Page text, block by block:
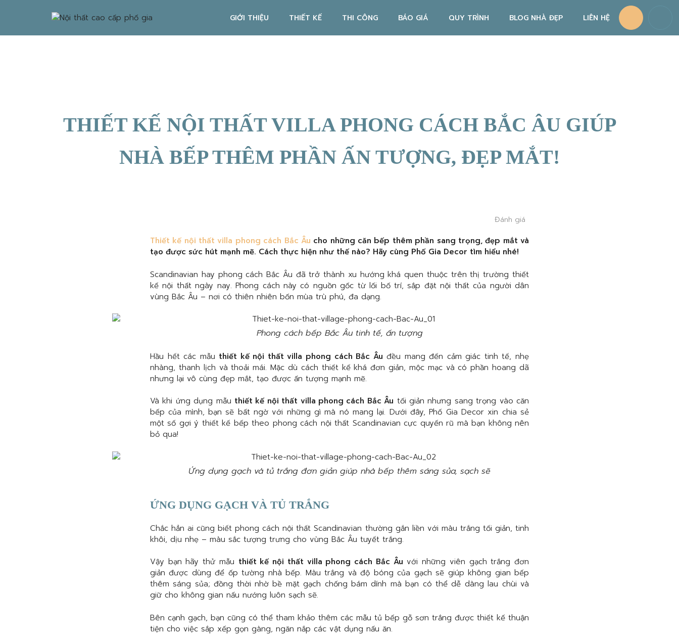
GIỚI THIỆU THIẾT KẾ THI CÔNG BÁO GIÁ QUY TRÌNH BLOG NHÀ ĐẸP LIÊN HỆ
THIẾT KẾ NỘI THẤT VILLA PHONG CÁCH BẮC ÂU GIÚP
NHÀ BẾP THÊM PHẦN ẤN TƯỢNG, ĐẸP MẮT!
Đánh giá
Thiết kế nội thất villa phong cách Bắc Âu cho những căn bếp thêm phần sang trọng, đẹp mắt và
tạo được sức hút mạnh mẽ. Cách thực hiện như thế nào? Hãy cùng Phố Gia Decor tìm hiểu nhé!
Scandinavian hay phong cách Bắc Âu đã trở thành xu hướng khá quen thuộc trên thị trường thiết
kế nội thất ngày nay. Phong cách này có nguồn gốc từ lối bố trí, sắp đặt nội thất của người dân
vùng Bắc Âu – nơi có thiên nhiên bốn mùa trù phú, đa dạng.
Phong cách bếp Bắc Âu tinh tế, ấn tượng
Hầu hết các mẫu thiết kế nội thất villa phong cách Bắc Âu đều mang đến cảm giác tinh tế, nhẹ
nhàng, thanh lịch và thoải mái. Mặc dù cách thiết kế khá đơn giản, mộc mạc và có phần hoang dã
nhưng lại vô cùng đẹp mắt, tạo được ấn tượng mạnh mẽ.
Và khi ứng dụng mẫu thiết kế nội thất villa phong cách Bắc Âu tối giản nhưng sang trọng vào căn
bếp của mình, bạn sẽ bất ngờ với những gì mà nó mang lại. Dưới đây, Phố Gia Decor xin chia sẻ
một số gợi ý thiết kế bếp theo phong cách nội thất Scandinavian cực quyến rũ mà bạn không nên
bỏ qua!
Ứng dụng gạch và tủ trắng đơn giản giúp nhà bếp thêm sáng sủa, sạch sẽ
ỨNG DỤNG GẠCH VÀ TỦ TRẮNG
Chắc hẳn ai cũng biết phong cách nội thất Scandinavian thường gắn liền với màu trắng tối giản, tinh
khôi, dịu nhẹ – màu sắc tượng trưng cho vùng Bắc Âu tuyết trắng.
Vậy bạn hãy thử mẫu thiết kế nội thất villa phong cách Bắc Âu với những viên gạch trắng đơn
giản được dùng để ốp tường nhà bếp. Màu trắng và độ bóng của gạch sẽ giúp không gian bếp
thêm sáng sủa; đồng thời nhờ bề mặt gạch chống bám dính mà bạn có thể dễ dàng lau chùi và
giữ cho không gian nấu nướng luôn sạch sẽ.
Bên cạnh gạch, bạn cũng có thể tham khảo thêm các mẫu tủ bếp gỗ sơn trắng được thiết kế thuận
tiện cho việc sắp xếp gọn gàng, ngăn nắp các vật dụng nấu ăn.